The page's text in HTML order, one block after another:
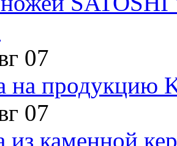
07
на продукцию
07
из каменной